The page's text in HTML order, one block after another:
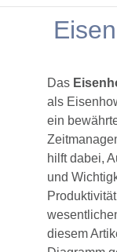
Das
als
ein
hilft dabei,
und
diesem